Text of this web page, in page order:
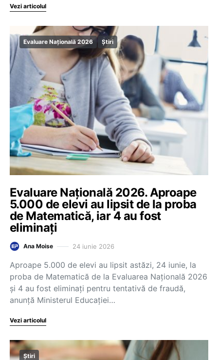
Vezi articolul
Evaluare Națională 2026 Știri
Evaluare Națională 2026. Aproape
5.000 de elevi au lipsit de la proba
de Matematică, iar 4 au fost
eliminați
Ana Moise 24 iunie 2026
Aproape 5.000 de elevi au lipsit astăzi, 24 iunie, la
proba de Matematică de la Evaluarea Națională 2026
și 4 au fost eliminați pentru tentativă de fraudă,
anunță Ministerul Educației…
Vezi articolul
Știri